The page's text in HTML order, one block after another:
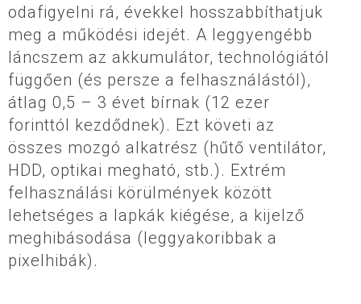
odafigyelni rá, évekkel hosszabbíthatjuk
meg a működési idejét. A leggyengébb
láncszem az akkumulátor, technológiától
függően (és persze a felhasználástól),
átlag 0,5 – 3 évet bírnak (12 ezer
forinttól kezdődnek). Ezt követi az
összes mozgó alkatrész (hűtő ventilátor,
HDD, optikai megható, stb.). Extrém
felhasználási körülmények között
lehetséges a lapkák kiégése, a kijelző
meghibásodása (leggyakoribbak a
pixelhibák).